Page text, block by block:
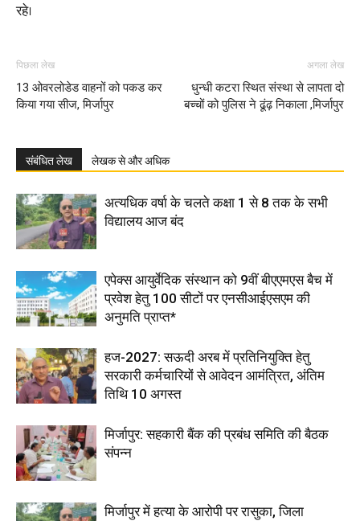
रहे।
पिछला लेख
13 ओवरलोडेड वाहनों को पकड कर
किया गया सीज, मिर्जापुर
अगला लेख
धुन्धी कटरा स्थित संस्था से लापता दो
बच्चों को पुलिस ने ढूंढ़ निकाला ,मिर्जापुर
संबंधित लेख लेखक से और अधिक
अत्यधिक वर्षा के चलते कक्षा 1 से 8 तक के सभी
विद्यालय आज बंद
एपेक्स आयुर्वेदिक संस्थान को 9वीं बीएएमएस बैच में
प्रवेश हेतु 100 सीटों पर एनसीआईएसएम की
अनुमति प्राप्त*
हज-2027: सऊदी अरब में प्रतिनियुक्ति हेतु
सरकारी कर्मचारियों से आवेदन आमंत्रित, अंतिम
तिथि 10 अगस्त
मिर्जापुर: सहकारी बैंक की प्रबंध समिति की बैठक
संपन्न
मिर्जापुर में हत्या के आरोपी पर रासुका, जिला